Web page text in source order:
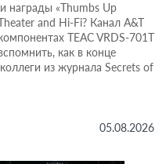
награды «Thumbs Up
and Hi-Fi? Канал A&T
TEAC VRDS-701T
как в конце
из журнала Secrets of
05.08.2026